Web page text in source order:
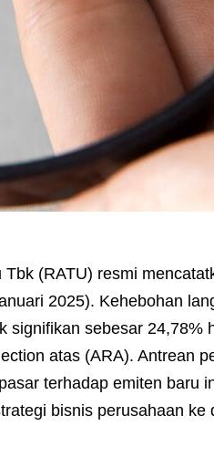
(RATU) resmi
2025). Kehebohan
signifikan sebesar 24,78%
atas (ARA). Antrean
terhadap emiten baru
bisnis perusahaan ke